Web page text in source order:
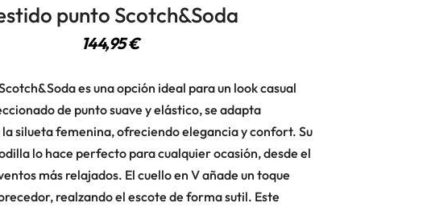
punto Scotch&Soda
144,95€
es una opción ideal para un look casual
de punto suave y elástico, se adapta
silueta femenina, ofreciendo elegancia y confort. Su
lo hace perfecto para cualquier ocasión, desde el
más relajados. El cuello en V añade un toque
realzando el escote de forma sutil. Este